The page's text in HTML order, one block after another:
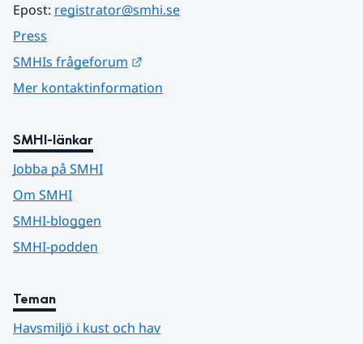
Epost: registrator@smhi.se
Press
SMHIs frågeforum
Mer kontaktinformation
SMHI-länkar
Jobba på SMHI
Om SMHI
SMHI-bloggen
SMHI-podden
Teman
Havsmiljö i kust och hav